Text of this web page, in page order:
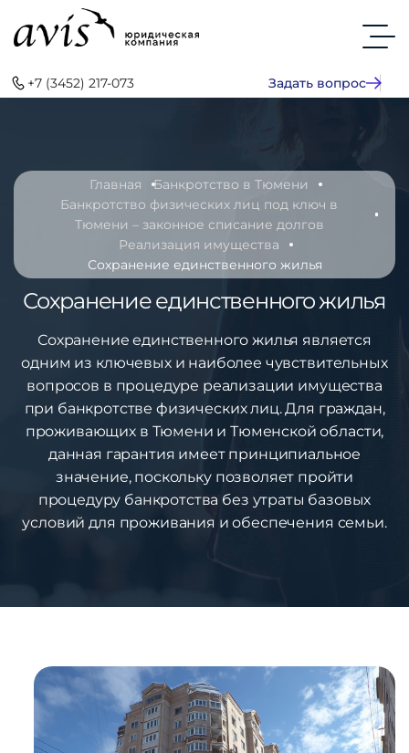
+7 (3452) 217-073 Задать вопрос
Главная
Банкротство в Тюмени
Банкротство физических лиц под ключ в
Тюмени – законное списание долгов
Реализация имущества
Сохранение единственного жилья
Сохранение единственного жилья
Сохранение единственного жилья является
одним из ключевых и наиболее чувствительных
вопросов в процедуре реализации имущества
при банкротстве физических лиц. Для граждан,
проживающих в Тюмени и Тюменской области,
данная гарантия имеет принципиальное
значение, поскольку позволяет пройти
процедуру банкротства без утраты базовых
условий для проживания и обеспечения семьи.
1